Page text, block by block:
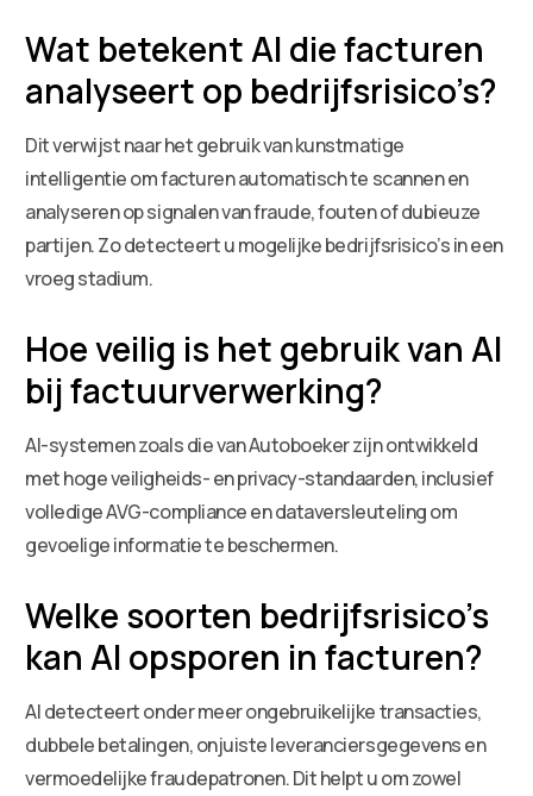
Wat betekent AI die facturen
analyseert op bedrijfsrisico’s?
Dit verwijst naar het gebruik van kunstmatige
intelligentie om facturen automatisch te scannen en
analyseren op signalen van fraude, fouten of dubieuze
partijen. Zo detecteert u mogelijke bedrijfsrisico’s in een
vroeg stadium.
Hoe veilig is het gebruik van AI
bij factuurverwerking?
AI-systemen zoals die van Autoboeker zijn ontwikkeld
met hoge veiligheids- en privacy-standaarden, inclusief
volledige AVG-compliance en dataversleuteling om
gevoelige informatie te beschermen.
Welke soorten bedrijfsrisico’s
kan AI opsporen in facturen?
AI detecteert onder meer ongebruikelijke transacties,
dubbele betalingen, onjuiste leveranciersgegevens en
vermoedelijke fraudepatronen. Dit helpt u om zowel